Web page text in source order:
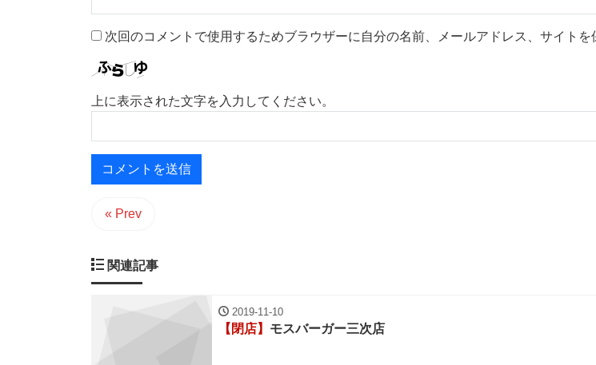
次回のコメントで使用するためブラウザーに自分の名前、メールアドレス、サイトを
上に表示された文字を入力してください。
« Prev
関連記事
2019-11-10
【閉店】 モスバーガー三次店